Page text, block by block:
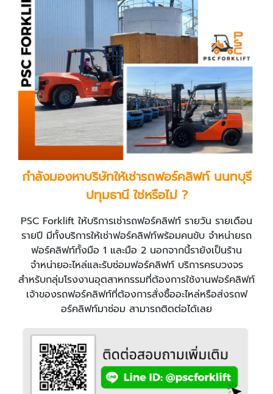
กำลังมองหาบริษัทให้เช่ารถฟอร์คลิฟท์ นนทบุรี
ปทุมธานี ใช่หรือไม่ ?
PSC Forklift ให้บริการเช่ารถฟอร์คลิฟท์ รายวัน รายเดือน
รายปี มีทั้งบริการให้เช่าฟอร์คลิฟท์พร้อมคนขับ จำหน่ายรถ
ฟอร์คลิฟท์ทั้งมือ 1 และมือ 2 นอกจากนี้รายังเป็นร้าน
จำหน่ายอะไหล่และรับซ่อมฟอร์คลิฟท์ บริการครบวงจร
สำหรับกลุ่มโรงงานอุตสาหกรรมที่ต้องการใช้งานฟอร์คลิฟท์
เจ้าของรถฟอร์คลิฟท์ที่ต้องการสั่งซื้ออะไหล่หรือส่งรถฟ
อร์คลิฟท์มาซ่อม สามารถติดต่อได้เลย